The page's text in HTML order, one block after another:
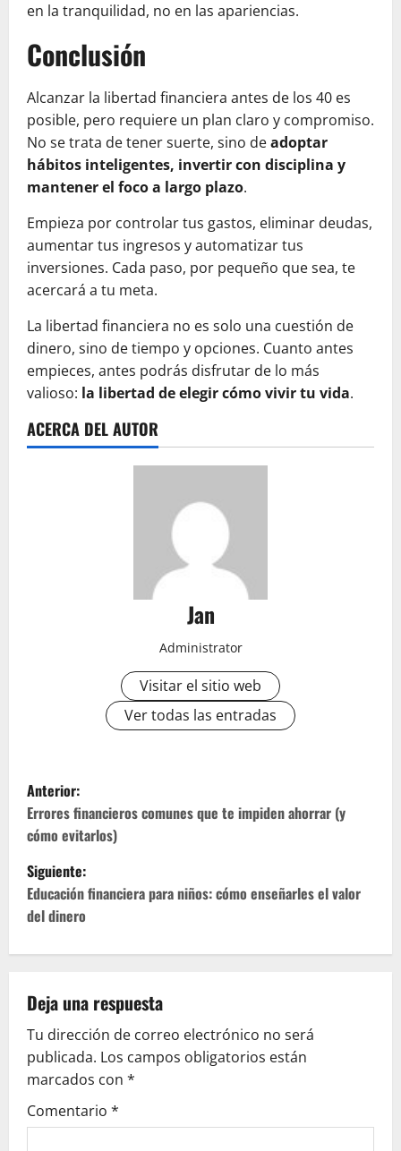
en la tranquilidad, no en las apariencias.
Conclusión
Alcanzar la libertad financiera antes de los 40 es
posible, pero requiere un plan claro y compromiso.
No se trata de tener suerte, sino deadoptar
hábitos inteligentes, invertir con disciplina y
mantener el foco a largo plazo.
Empieza por controlar tus gastos, eliminar deudas,
aumentar tus ingresos y automatizar tus
inversiones. Cada paso, por pequeño que sea, te
acercará a tu meta.
La libertad financiera no es solo una cuestión de
dinero, sino de tiempo y opciones. Cuanto antes
empieces, antes podrás disfrutar de lo más
valioso: la libertad de elegir cómo vivir tu vida.
ACERCA DEL AUTOR
Jan
Administrator
Visitar el sitio web
Ver todas las entradas
N
a
v
e
g
c
i
ó
n
Anterior:
Errores financieros comunes que te impiden ahorrar (y
cómo evitarlos)
Siguiente:
Educación financiera para niños: cómo enseñarles el valor
del dinero
Deja una respuesta
Tu dirección de correo electrónico no será
publicada. Los campos obligatorios están
marcados con *
Comentario *